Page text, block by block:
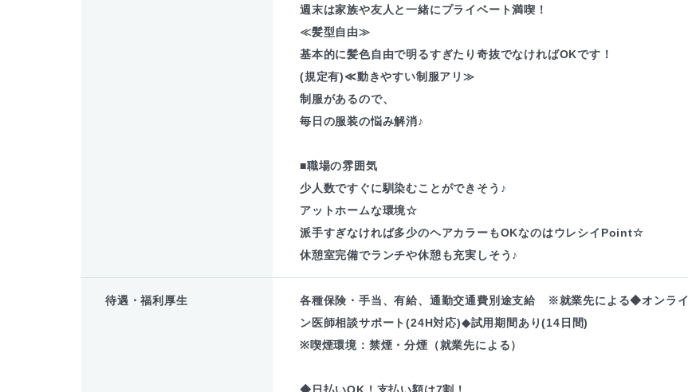
週末は家族や友人と一緒にプライベート満喫！
≪髪型自由≫
基本的に髪色自由で明るすぎたり奇抜でなければOKです！
(規定有)≪動きやすい制服アリ≫
制服があるので、
毎日の服装の悩み解消♪
■職場の雰囲気
少人数ですぐに馴染むことができそう♪
アットホームな環境☆
派手すぎなければ多少のヘアカラーもOKなのはウレシイPoint☆
休憩室完備でランチや休憩も充実しそう♪
待遇・福利厚生
各種保険・手当、有給、通勤交通費別途支給 ※就業先による◆オンライ
ン医師相談サポート(24H対応)◆試用期間あり(14日間)
※喫煙環境：禁煙・分煙（就業先による）